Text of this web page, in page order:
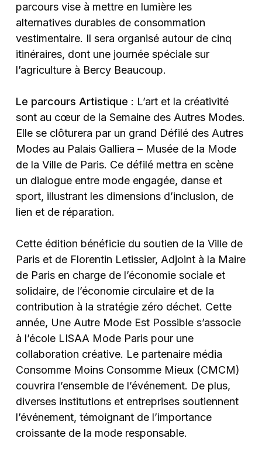
parcours vise à mettre en lumière les
alternatives durables de consommation
vestimentaire. Il sera organisé autour de cinq
itinéraires, dont une journée spéciale sur
l’agriculture à Bercy Beaucoup.
Le parcours Artistique : L’art et la créativité
sont au cœur de la Semaine des Autres Modes.
Elle se clôturera par un grand Défilé des Autres
Modes au Palais Galliera – Musée de la Mode
de la Ville de Paris. Ce défilé mettra en scène
un dialogue entre mode engagée, danse et
sport, illustrant les dimensions d’inclusion, de
lien et de réparation.
Cette édition bénéficie du soutien de la Ville de
Paris et de Florentin Letissier, Adjoint à la Maire
de Paris en charge de l’économie sociale et
solidaire, de l’économie circulaire et de la
contribution à la stratégie zéro déchet. Cette
année, Une Autre Mode Est Possible s’associe
à l’école LISAA Mode Paris pour une
collaboration créative. Le partenaire média
Consomme Moins Consomme Mieux (CMCM)
couvrira l’ensemble de l’événement. De plus,
diverses institutions et entreprises soutiennent
l’événement, témoignant de l’importance
croissante de la mode responsable.